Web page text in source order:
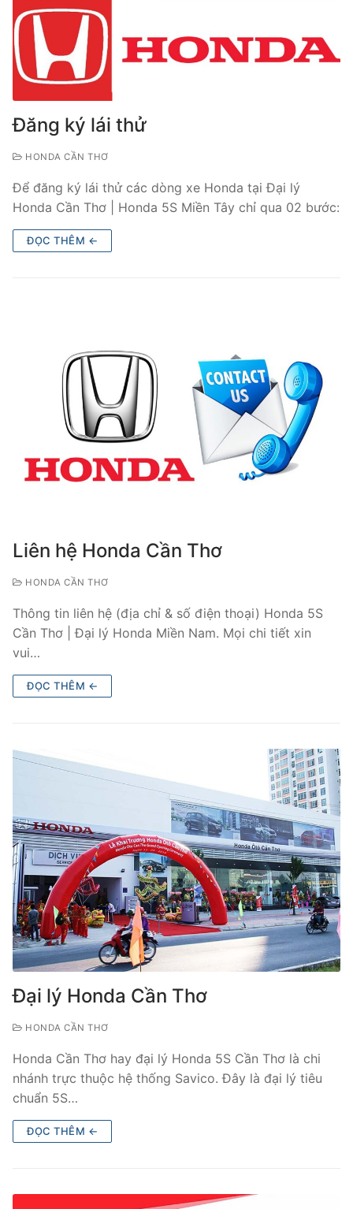
Đăng ký lái thử
HONDA CẦN THƠ
Để đăng ký lái thử các dòng xe Honda tại Đại lý
Honda Cần Thơ | Honda 5S Miền Tây chỉ qua 02 bước:
ĐỌC THÊM ←
Liên hệ Honda Cần Thơ
HONDA CẦN THƠ
Thông tin liên hệ (địa chỉ & số điện thoại) Honda 5S
Cần Thơ | Đại lý Honda Miền Nam. Mọi chi tiết xin
vui…
ĐỌC THÊM ←
Đại lý Honda Cần Thơ
HONDA CẦN THƠ
Honda Cần Thơ hay đại lý Honda 5S Cần Thơ là chi
nhánh trực thuộc hệ thống Savico. Đây là đại lý tiêu
chuẩn 5S…
ĐỌC THÊM ←